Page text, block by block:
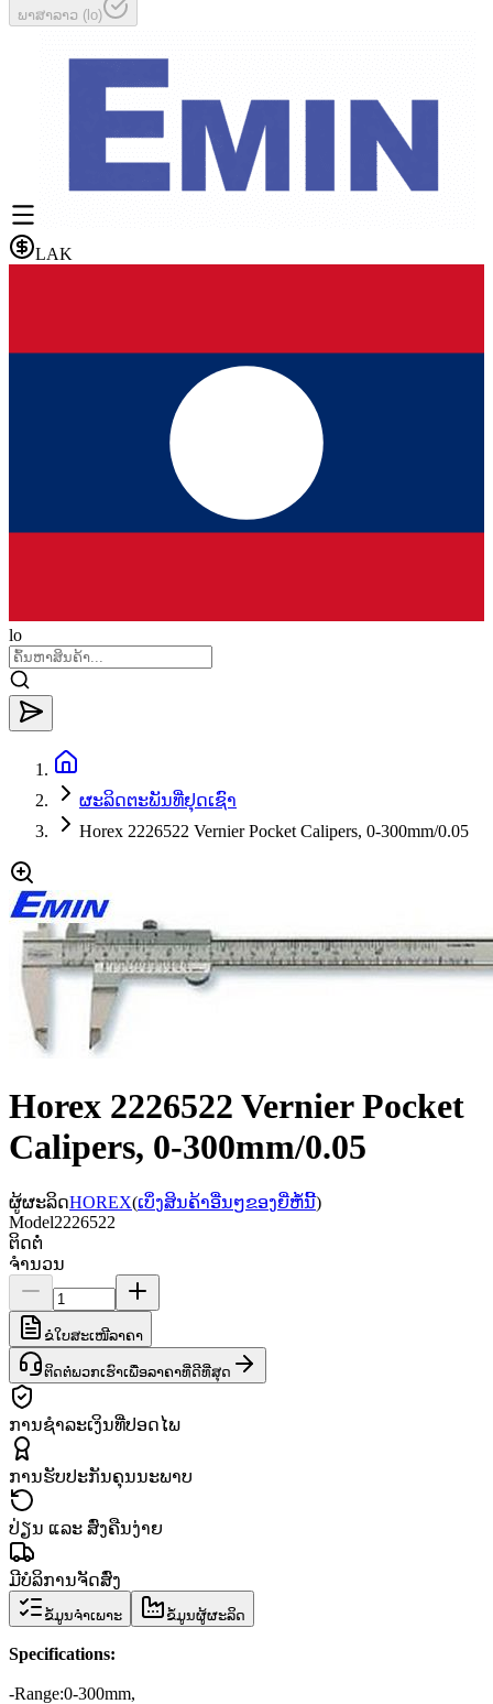
ພາສາລາວ (lo)
LAK
lo
ຜະລິດຕະພັນທີ່ຢຸດເຊົາ
Horex 2226522 Vernier Pocket Calipers, 0-300mm/0.05
Horex 2226522 Vernier Pocket
Calipers, 0-300mm/0.05
ຜູ້ຜະລິດHOREX(ເບິ່ງສິນຄ້າອື່ນໆຂອງຍີ່ຫໍ້ນີ້)
Model2226522
ຕິດຕໍ່
ຈຳນວນ
ຂໍໃບສະເໜີລາຄາ
ຕິດຕໍ່ພວກເຮົາເພື່ອລາຄາທີ່ດີທີ່ສຸດ
ການຊຳລະເງິນທີ່ປອດໄພ
ການຮັບປະກັນຄຸນນະພາບ
ປ່ຽນ ແລະ ສົ່ງຄືນງ່າຍ
ມີບໍລິການຈັດສົ່ງ
ຂໍ້ມູນຈຳເພາະ ຂໍ້ມູນຜູ້ຜະລິດ
Specifications:
-Range:0-300mm,